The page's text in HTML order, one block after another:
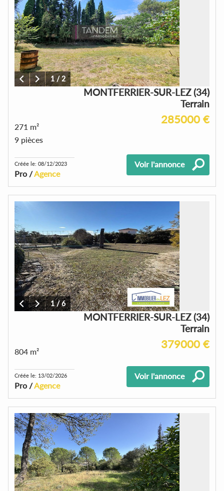
1/2
MONTFERRIER-SUR-LEZ (34)
Terrain
285000 €
271 m²
9 pièces
Créée le: 08/12/2023
Pro /Agence
Voir l'annonce
1/6
MONTFERRIER-SUR-LEZ (34)
Terrain
379000 €
804 m²
Créée le: 13/02/2026
Pro /Agence
Voir l'annonce